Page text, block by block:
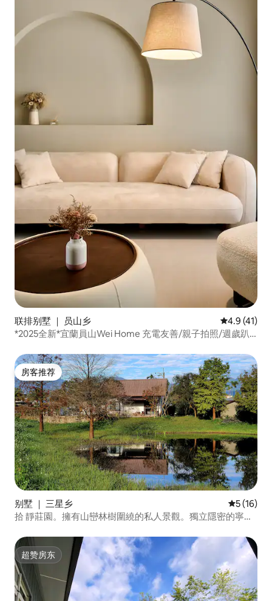
联排别墅 ｜ 员山乡 平均评分
4.9 (41)
*2025全新*宜蘭員山Wei Home 充電友善/親子拍照/週歲趴
房客推荐
房客推荐
别墅 ｜ 三星乡 平均评分
5 (16)
拾 靜莊園。擁有山巒林樹圍繞的私人景觀。獨立隱密的寧靜
超赞房东
超赞房东